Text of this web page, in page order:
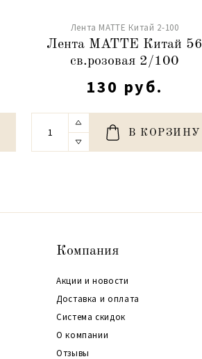
Лента MATTE Китай 2-100
Лента MATTE Китай 56
св.розовая 2/100
130 руб.
В КОРЗИНУ
Компания
Акции и новости
Доставка и оплата
Система скидок
О компании
Отзывы